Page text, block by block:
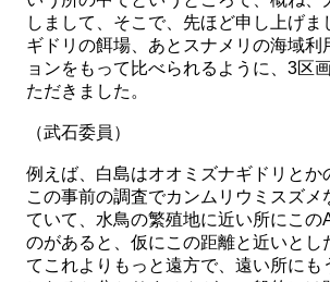
しまして、そこで、先ほど申し上げま
ギドリの餌場、あとスナメリの海域利
ョンをもって比べられるように、3区
ただきました。
（武石委員）
例えば、白島はオオミズナギドリとか
この事前の調査でカンムリウミスズメ
ていて、水鳥の繁殖地に近い所にこの
のがあると、仮にこの距離と近いとし
てこれよりもっと遠方で、遠い所にも